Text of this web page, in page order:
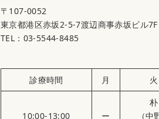
〒107-0052
東京都港区赤坂2-5-7渡辺商事赤坂ビル7F
TEL：03-5544-8485
診療時間 月 火
10:00-13:00 ー
朴
（中